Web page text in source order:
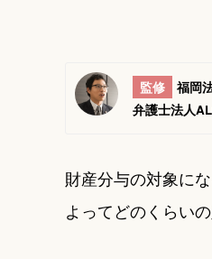
監修
福岡
弁護士法人
財産分与の対象に
よってどのくらい